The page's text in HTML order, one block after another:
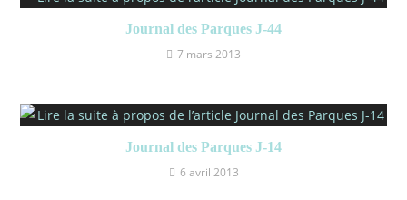
Journal des Parques J-44
7 mars 2013
Journal des Parques J-14
6 avril 2013